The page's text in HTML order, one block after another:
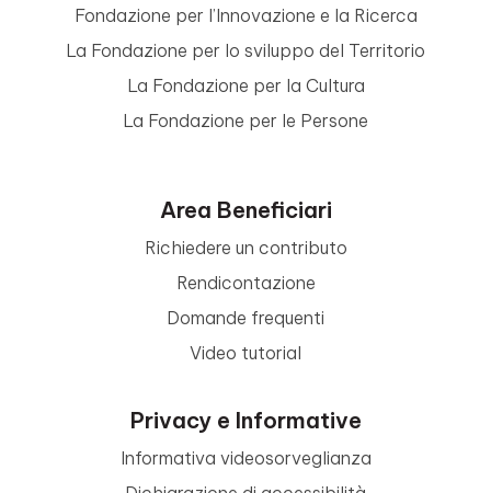
Fondazione per l’Innovazione e la Ricerca
La Fondazione per lo sviluppo del Territorio
La Fondazione per la Cultura
La Fondazione per le Persone
Area Beneficiari
Richiedere un contributo
Rendicontazione
Domande frequenti
Video tutorial
Privacy e Informative
Informativa videosorveglianza